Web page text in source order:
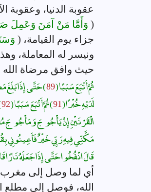
عقوبة الدنيا، وعقوبة
( وَأَمَّا مَنْ آمَنَ وَعَمِلَ
جزاء يوم القيامة، (
ونيسر له المعاملة،
حيث وافق مرضاة الله
ثُمَّ أَتْبَعَ سَبَبًا ( ) حَتَّى إِذَا بَلَغَ
لَدَيْهِ خُبْرًا ( ) ثُمَّ أَتْبَعَ سَبَبًا (
الْقَرْنَيْنِ إِنَّ يَأْجُوجَ وَمَأْجُوجَ
مَكَّنِّي فِيهِ رَبِّي خَيْرٌ
قَالَ انْفُخُوا حَتَّى إِذَا جَعَلَهُ
أي لما وصل إلى مغرب
الله، فوصل إلى